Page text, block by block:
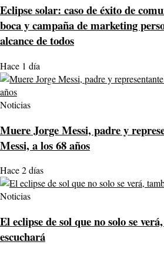
Eclipse solar: caso de éxito de
boca y campaña de marketing
alcance de todos
Hace 1 día
Noticias
Muere Jorge Messi, padre y
Messi, a los 68 años
Hace 2 días
Noticias
El eclipse de sol que no solo se
escuchará